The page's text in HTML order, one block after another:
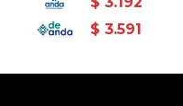
$ 3.591